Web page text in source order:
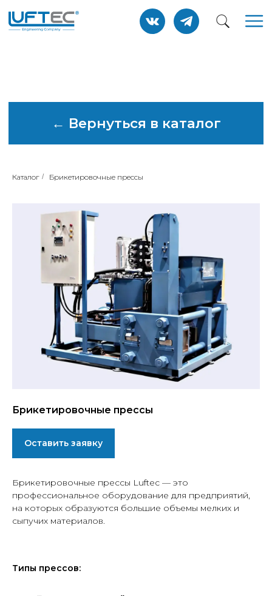
Каталог / Брикетировочные прессы
Брикетировочные прессы
Оставить заявку
Брикетировочные прессы Luftec — это
профессиональное оборудование для предприятий,
на которых образуются большие объемы мелких и
сыпучих материалов.
Типы прессов: